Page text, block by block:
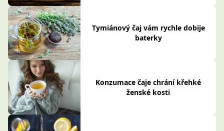
Tymiánový čaj vám rychle dobije
baterky
Konzumace čaje chrání křehké
ženské kosti